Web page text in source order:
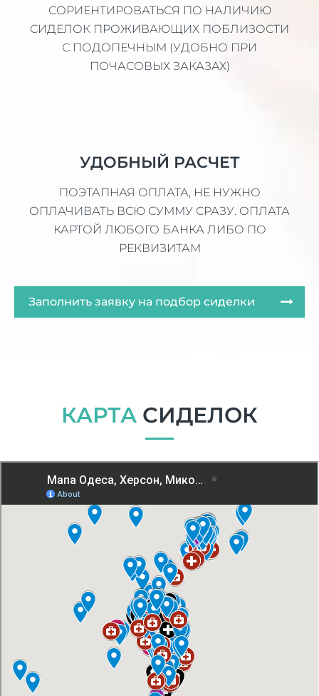
СОРИЕНТИРОВАТЬСЯ ПО НАЛИЧИЮ
СИДЕЛОК ПРОЖИВАЮЩИХ ПОБЛИЗОСТИ
С ПОДОПЕЧНЫМ (УДОБНО ПРИ
ПОЧАСОВЫХ ЗАКАЗАХ)
УДОБНЫЙ РАСЧЕТ
ПОЭТАПНАЯ ОПЛАТА, НЕ НУЖНО
ОПЛАЧИВАТЬ ВСЮ СУММУ СРАЗУ. ОПЛАТА
КАРТОЙ ЛЮБОГО БАНКА ЛИБО ПО
РЕКВИЗИТАМ
Заполнить заявку на подбор сиделки
КАРТА СИДЕЛОК